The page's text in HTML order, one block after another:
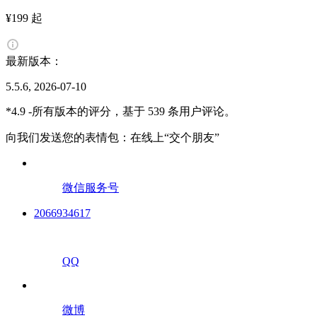
¥199 起
最新版本：
5.5.6, 2026-07-10
*4.9 -所有版本的评分，基于 539 条用户评论。
向我们发送您的表情包：在线上“交个朋友”
微信服务号
2066934617
QQ
微博